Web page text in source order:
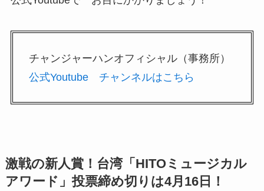
チャンジャーハンオフィシャル（事務所）
公式Youtube チャンネルはこちら
激戦の新人賞！台湾「HITOミュージカル
アワード」投票締め切りは4月16日！